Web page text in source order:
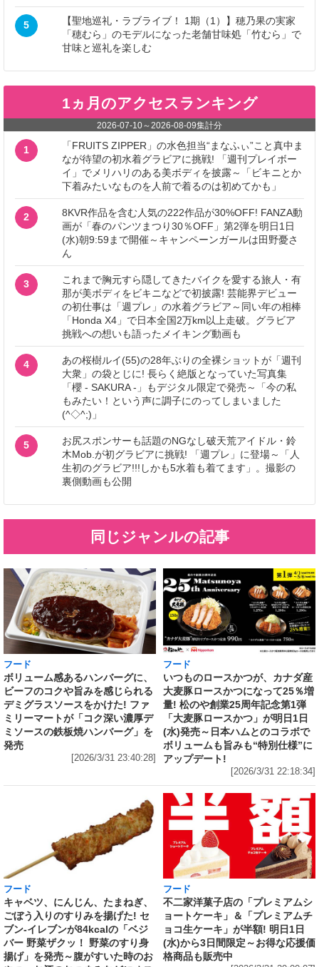
5
【聖地巡礼・ラブライブ！ 1期（1）】穂乃果の実家
「穂むら」のモデルになった老舗甘味処「竹むら」で
甘味と巡礼を楽しむ
1ヵ月のアクセスランキング
2026-07-10～ 2026-08-09集計分
1
「FRUITS ZIPPER」の水色担当“まなふぃ”こと真中ま
なが待望の初水着グラビアに挑戦! 「週刊プレイボー
イ」でメリハリのある美ボディを披露～「ビキニとか
下着みたいなものを人前で着るのは初めてかも」
2
8KVR作品を含む人気の222作品が30%OFF! FANZA動
画が「春のパンツまつり30％OFF」第2弾を明日1日
(水)朝9:59まで開催～キャンペーンガールは田野憂さ
ん
3
これまで胸元すら隠してきたバイクを愛する旅人・有
那が美ボディをビキニなどで初披露! 芸能界デビュー
の初仕事は「週プレ」の水着グラビア～同い年の相棒
「Honda X4」で日本全国2万km以上走破。グラビア
挑戦への想いも語ったメイキング動画も
4
あの桜樹ルイ(55)の28年ぶりの全裸ショットが「週刊
大衆」の袋とじに! 長らく絶版となっていた写真集
「櫻 - SAKURA -」もデジタル限定で発売～「今の私
もみたい！という声に調子にのってしまいました
(^◇^;)」
5
お尻スポンサーも話題のNGなし破天荒アイドル・鈴
木Mob.が初グラビアに挑戦! 「週プレ」に登場～「人
生初のグラビア!!!しかも5水着も着てます」。撮影の
裏側動画も公開
同じジャンルの記事
フード
ボリューム感あるハンバーグに、
ビーフのコクや旨みを感じられる
デミグラスソースをかけた! ファ
ミリーマートが「コク深い濃厚デ
ミソースの鉄板焼ハンバーグ」を
発売
[2026/3/31 23:40:28]
フード
いつものロースかつが、カナダ産
大麦豚ロースかつになって25％増
量! 松のや創業25周年記念第1弾
「大麦豚ロースかつ」が明日1日
(水)発売～日本ハムとのコラボで
ボリュームも旨みも“特別仕様”に
アップデート!
[2026/3/31 22:18:34]
フード
キャベツ、にんじん、たまねぎ、
ごぼう入りのすりみを揚げた! セ
ブン‐イレブンが84kcalの「ベジ
バー 野菜ザクッ！ 野菜のすり身
揚げ」を発売～腹がすいた時のお
フード
不二家洋菓子店の「プレミアムシ
ョートケーキ」＆「プレミアムチ
ョコ生ケーキ」が半額! 明日1日
(水)から3日間限定～お得な応援価
格商品も販売中